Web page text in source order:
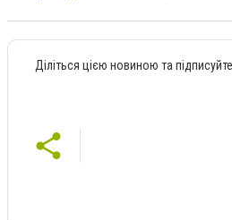
Діліться цією новиною та